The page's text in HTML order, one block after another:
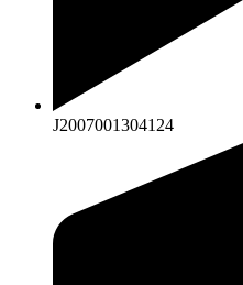
J2007001304124